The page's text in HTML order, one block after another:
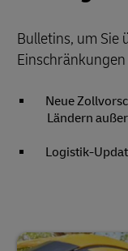
Bulletins, um Sie
Neue
Ländern
Logistik-